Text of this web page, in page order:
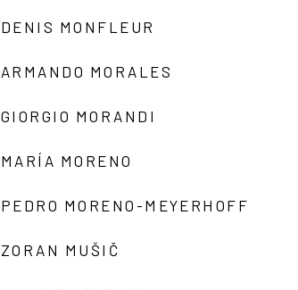
DENIS MONFLEUR
ARMANDO MORALES
GIORGIO MORANDI
MARÍA MORENO
PEDRO MORENO-MEYERHOFF
ZORAN MUŠIČ